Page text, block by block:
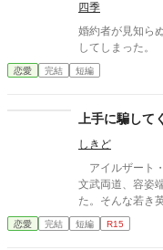
てくれていたの
人間の思いが交
四季
婚約者が見知ら
してしまった。
恋愛 完結 短編
上手に騙し
しきど
アイルザート
文武両道、容姿
た。そんな若き
子爵令嬢は、自身
敷のメイドと関
恋愛 完結 短編 R15